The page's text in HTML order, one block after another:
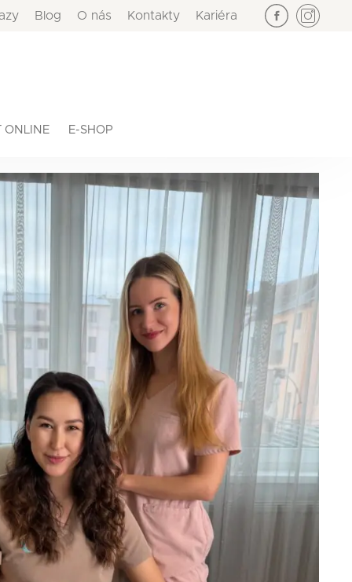
Blog O nás Kontakty Kariéra
ONLINE E-SHOP
×